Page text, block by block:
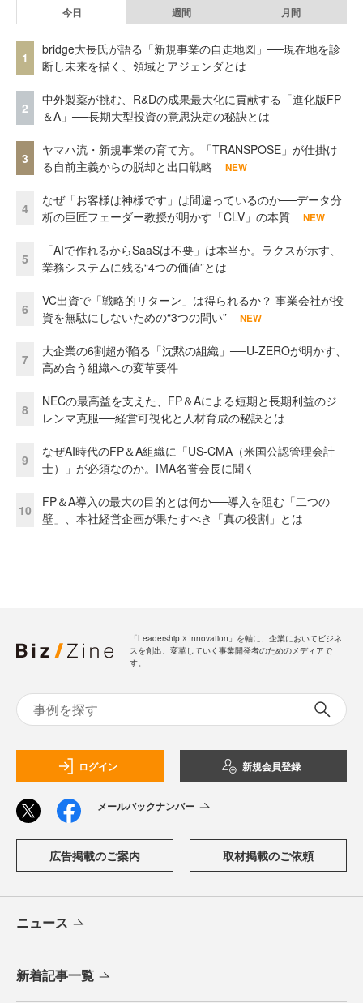
今日 週間 月間
1
bridge大長氏が語る「新規事業の自走地図」──現在地を診
断し未来を描く、領域とアジェンダとは
2
中外製薬が挑む、R&Dの成果最大化に貢献する「進化版FP
＆A」──長期大型投資の意思決定の秘訣とは
3
ヤマハ流・新規事業の育て方。「TRANSPOSE」が仕掛け
る自前主義からの脱却と出口戦略
NEW
4
なぜ「お客様は神様です」は間違っているのか──データ分
析の巨匠フェーダー教授が明かす「CLV」の本質
NEW
5
「AIで作れるからSaaSは不要」は本当か。ラクスが示す、
業務システムに残る“4つの価値”とは
6
VC出資で「戦略的リターン」は得られるか？ 事業会社が投
資を無駄にしないための“3つの問い”
NEW
7
大企業の6割超が陥る「沈黙の組織」──U-ZEROが明かす、
高め合う組織への変革要件
8
NECの最高益を支えた、FP＆Aによる短期と長期利益のジ
レンマ克服──経営可視化と人材育成の秘訣とは
9
なぜAI時代のFP＆A組織に「US-CMA（米国公認管理会計
士）」が必須なのか。IMA名誉会長に聞く
10
FP＆A導入の最大の目的とは何か──導入を阻む「二つの
壁」、本社経営企画が果たすべき「真の役割」とは
「Leadership ☓ Innovation」を軸に、企業においてビジネ
スを創出、変革していく事業開発者のためのメディアで
す。
ログイン 新規会員登録
メールバックナンバー
広告掲載のご案内 取材掲載のご依頼
ニュース
新着記事一覧